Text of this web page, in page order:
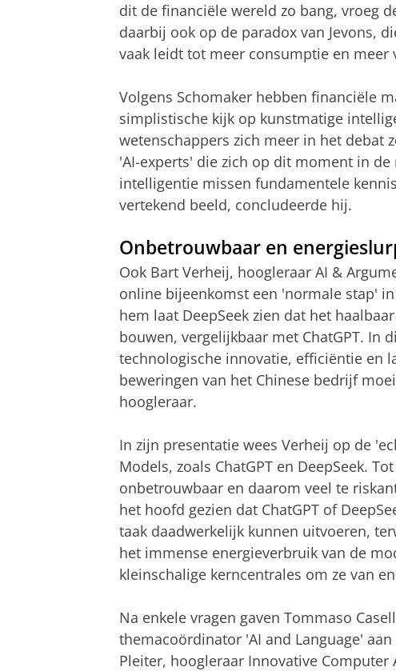
dit de financiële wereld zo bang, vroeg
daarbij ook op de paradox van Jevons,
vaak leidt tot meer consumptie en meer
Volgens Schomaker hebben financiële
simplistische kijk op kunstmatige
wetenschappers zich meer in het debat
'AI-experts' die zich op dit moment in
intelligentie missen fundamentele
vertekend beeld, concludeerde hij.
Onbetrouwbaar en
Ook Bart Verheij, hoogleraar AI &
online bijeenkomst een 'normale stap'
hem laat DeepSeek zien dat het
bouwen, vergelijkbaar met ChatGPT. In
technologische innovatie, efficiëntie en
beweringen van het Chinese bedrijf
hoogleraar.
In zijn presentatie wees Verheij op de
Models, zoals ChatGPT en DeepSeek.
onbetrouwbaar en daarom veel te
het hoofd gezien dat ChatGPT of
taak daadwerkelijk kunnen uitvoeren,
het immense energieverbruik van de
kleinschalige kerncentrales om ze van
Na enkele vragen gaven Tommaso
themacoördinator 'AI and Language'
Pleiter, hoogleraar Innovative